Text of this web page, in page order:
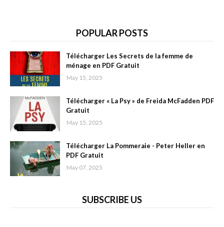
POPULAR POSTS
Télécharger Les Secrets de la femme de
ménage en PDF Gratuit
May 15, 2025
Télécharger « La Psy » de Freida McFadden PDF
Gratuit
May 15, 2025
Télécharger La Pommeraie - Peter Heller en
PDF Gratuit
May 07, 2025
SUBSCRIBE US